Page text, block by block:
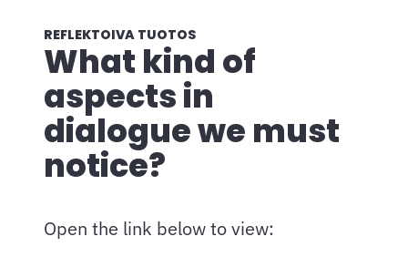
REFLEKTOIVA TUOTOS
What kind of
aspects in
dialogue we must
notice?
Open the link below to view: